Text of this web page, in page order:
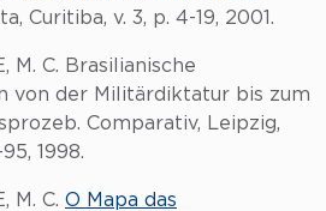
Curitiba, v. 3, p. 4-19, 2001.
M. C. Brasilianische
von der Militärdiktatur bis zum
Comparativ, Leipzig,
1998.
M. C. O Mapa das